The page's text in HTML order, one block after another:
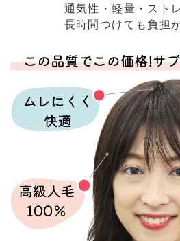
通気性・軽量・スト
長時間つけても負担